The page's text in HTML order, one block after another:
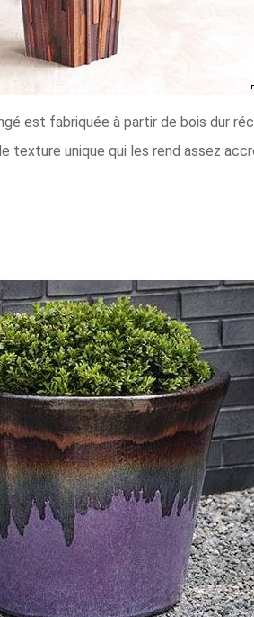
est fabriquée à partir de bois dur
texture unique qui les rend assez